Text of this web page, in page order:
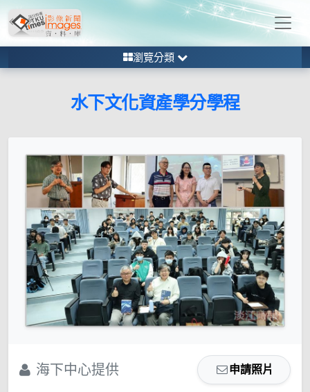
瀏覽分類
水下文化資產學分學程
海下中心提供 申請照片